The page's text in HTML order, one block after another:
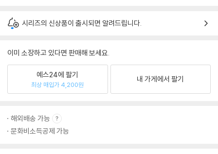
시리즈의 신상품이 출시되면 알려드립니다.
이미 소장하고 있다면 판매해 보세요.
예스24에 팔기
최상 매입가 4,200원
내 가게에서 팔기
해외배송 가능
문화비소득공제 가능